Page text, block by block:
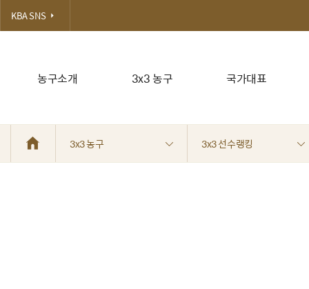
농구소개 3x3 농구 국가대표
KBA SNS
3x3 농구 3x3 선수랭킹